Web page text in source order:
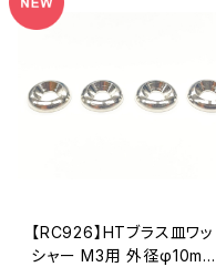
【RC926】HTブラス皿ワッ
シャー M3用 外径φ10mm